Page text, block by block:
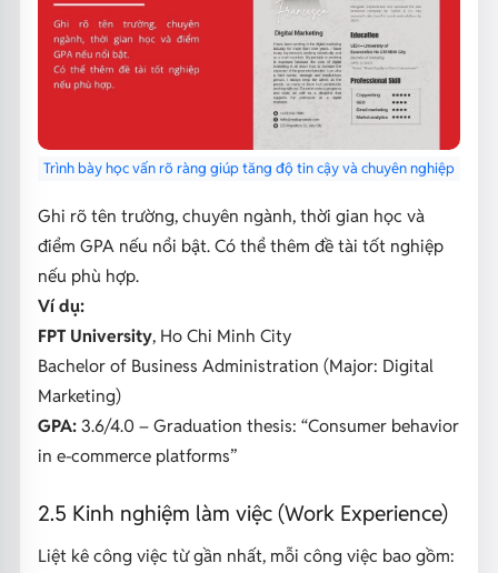
Trình bày học vấn rõ ràng giúp tăng độ tin cậy và chuyên nghiệp
Ghi rõ tên trường, chuyên ngành, thời gian học và
điểm GPA nếu nổi bật. Có thể thêm đề tài tốt nghiệp
nếu phù hợp.
Ví dụ:
FPT University, Ho Chi Minh City
Bachelor of Business Administration (Major: Digital
Marketing)
GPA:3.6/4.0 – Graduation thesis: “Consumer behavior
in e-commerce platforms”
2.5 Kinh nghiệm làm việc (Work Experience)
Liệt kê công việc từ gần nhất, mỗi công việc bao gồm: